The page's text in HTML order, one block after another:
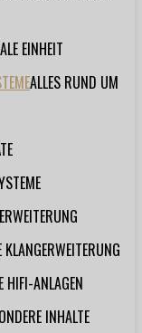
EINHEIT
ALLES RUND UM
KLANGERWEITERUNG
HIFI-ANLAGEN
INHALTE